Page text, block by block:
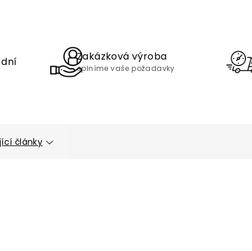
Zakázková výroba
splníme vaše požadavky
články